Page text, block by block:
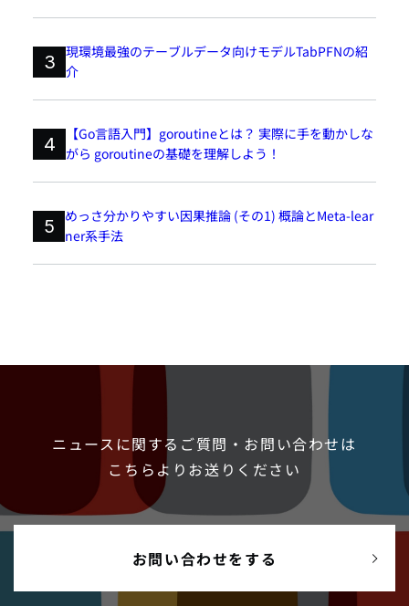
3 現環境最強のテーブルデータ向けモデルTabPFNの紹
介
4
【Go言語入門】goroutineとは？ 実際に手を動かしな
がら goroutineの基礎を理解しよう！
5
めっさ分かりやすい因果推論 (その1) 概論とMeta-lear
ner系手法
ニュースに関するご質問・お問い合わせは
こちらよりお送りください
お問い合わせをする